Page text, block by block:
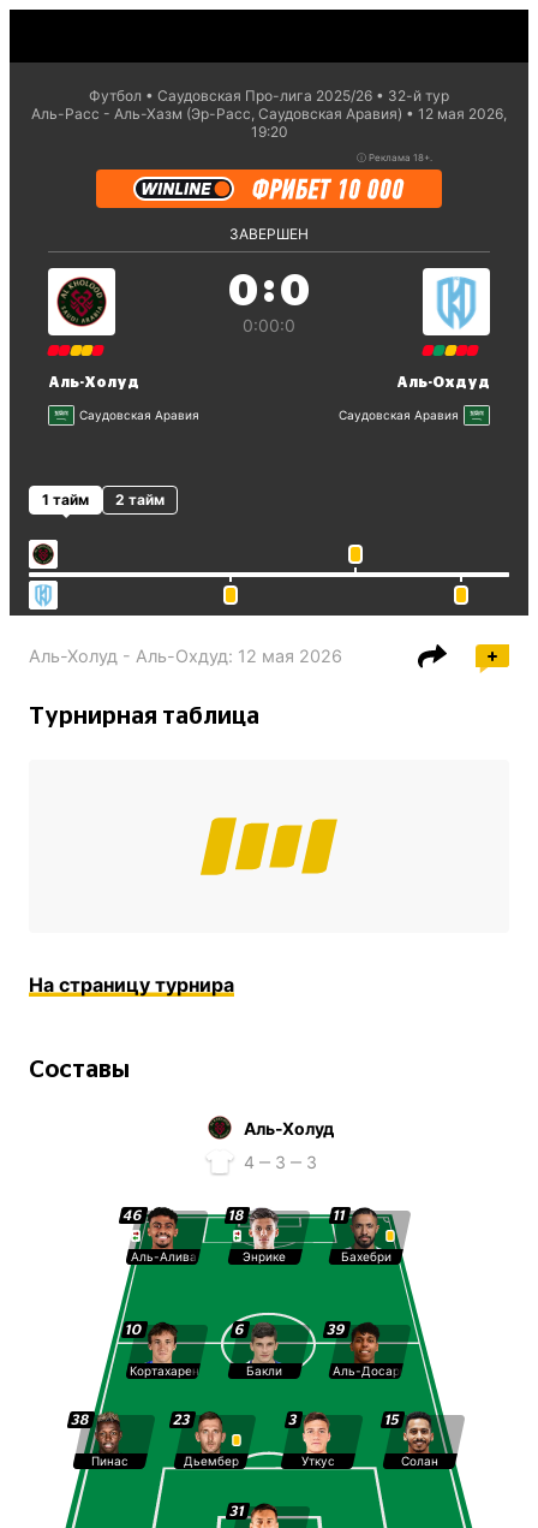
Футбол Саудовская Про-лига 2025/26
32-й тур
Аль-Расс - Аль-Хазм (Эр-Расс, Саудовская Аравия)
12 мая 2026,
19:20
ⓘ Реклама 18+.
ЗАВЕРШЕН
Аль-Холуд
Саудовская Аравия
0:0
0:00:0
Аль-Охдуд
Саудовская Аравия
1 тайм 2 тайм
Аль-Холуд - Аль-Охдуд: 12 мая 2026
Турнирная таблица
На страницу турнира
Составы
Аль-Холуд
4 ‒ 3 ‒ 3
18
Энрике
3
Уткус
39
Аль-Досари
23
Дьембер
6
Бакли
11
Бахебри
38
Пинас
31
10
Кортахарена
46
Аль-Алива
15
Солан